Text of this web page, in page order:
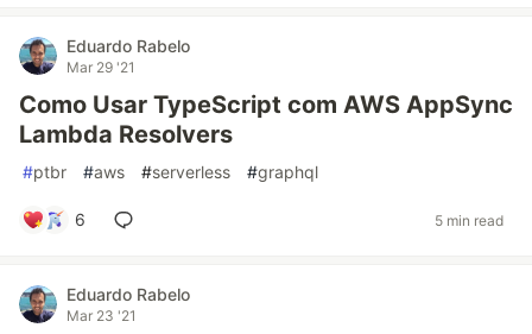
Eduardo Rabelo
Mar 29 '21
Como Usar TypeScript com AWS AppSync
Lambda Resolvers
#ptbr #aws #serverless #graphql
6 5 min read
Eduardo Rabelo
Mar 23 '21